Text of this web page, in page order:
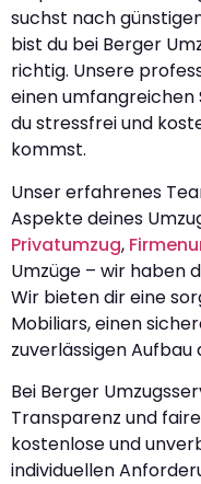
suchst nach
bist du bei Berger
richtig. Unsere
einen umfangreichen
du stressfrei und
kommst.
Unser erfahrenes
Aspekte deines
Privatumzug,
Umzüge – wir haben
Wir bieten dir eine
Mobiliars, einen
zuverlässigen Aufbau
Bei Berger
Transparenz und
kostenlose und
individuellen